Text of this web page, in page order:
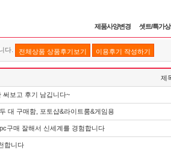
제품사양변경 셋트/특가
다. 전체상품 상품후기보기 이용후기 작성하기
제
써보고 후기 남깁니다~
대 구매함, 포토샵&라이트룸&게임용
구매 잘해서 신세계를 경험합니다
합니다